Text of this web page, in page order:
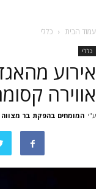
עמוד הבית כללי
כללי
אירוע
אווירה
ע"י המומחים בהפקת בר מצווה